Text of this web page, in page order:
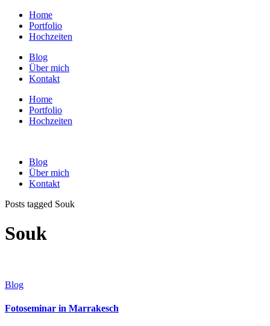
Home
Portfolio
Hochzeiten
Blog
Über mich
Kontakt
Home
Portfolio
Hochzeiten
Blog
Über mich
Kontakt
Posts tagged Souk
Souk
Blog
Fotoseminar in Marrakesch